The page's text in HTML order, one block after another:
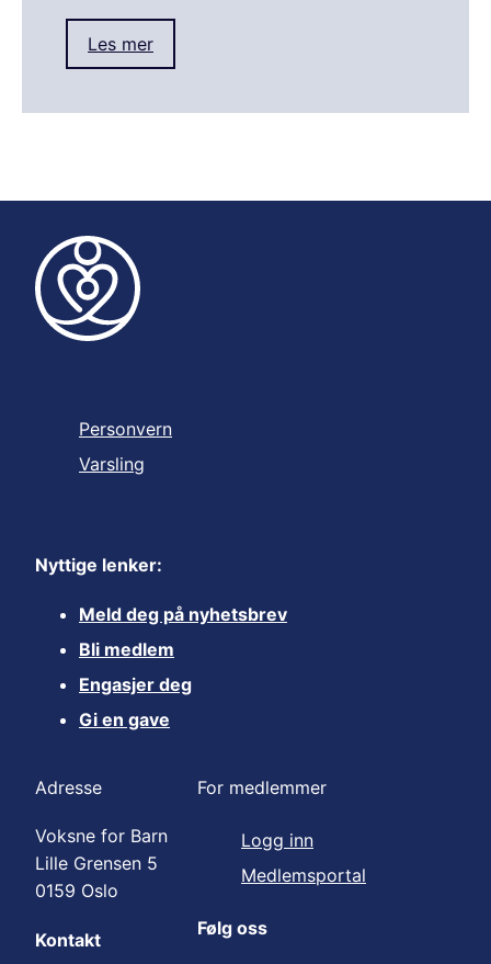
Les mer
Personvern
Varsling
Nyttige lenker:
Meld deg på nyhetsbrev
Bli medlem
Engasjer deg
Gi en gave
Adresse
Voksne for Barn
Lille Grensen 5
0159 Oslo
Kontakt
For medlemmer
Logg inn
Medlemsportal
Følg oss